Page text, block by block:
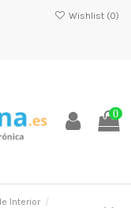
Wishlist (0)
0
Interior